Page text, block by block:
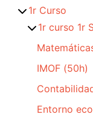
1r Curso
1r curso 1r
IMOF (50h)
Entorno